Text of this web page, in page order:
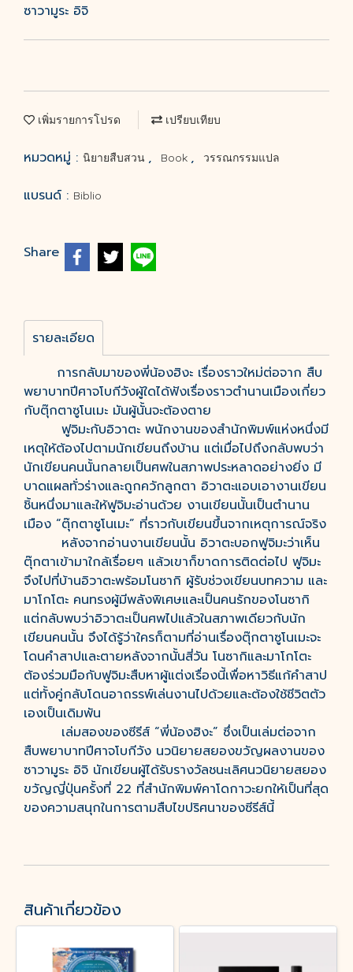
ซาวามูระ อิจิ
เพิ่มรายการโปรด เปรียบเทียบ
หมวดหมู่ : นิยายสืบสวน , Book , วรรณกรรมแปล
แบรนด์ : Biblio
Share
รายละเอียด
การกลับมาของพี่น้องฮิงะ เรื่องราวใหม่ต่อจาก สืบ
พยาบาทปีศาจโบกีวังผู้ใดได้ฟังเรื่องราวตำนานเมืองเกี่ยว
กับตุ๊กตาซูโนเมะ มันผู้นั้นจะต้องตาย
ฟูจิมะกับอิวาตะ พนักงานของสำนักพิมพ์แห่งหนึ่งมี
เหตุให้ต้องไปตามนักเขียนถึงบ้าน แต่เมื่อไปถึงกลับพบว่า
นักเขียนคนนั้นกลายเป็นศพในสภาพประหลาดอย่างยิ่ง มี
บาดแผลทั่วร่างและถูกควักลูกตา อิวาตะแอบเอางานเขียน
ชิ้นหนึ่งมาและให้ฟูจิมะอ่านด้วย งานเขียนนั้นเป็นตำนาน
เมือง “ตุ๊กตาซูโนเมะ” ที่ราวกับเขียนขึ้นจากเหตุการณ์จริง
หลังจากอ่านงานเขียนนั้น อิวาตะบอกฟูจิมะว่าเห็น
ตุ๊กตาเข้ามาใกล้เรื่อยๆ แล้วเขาก็ขาดการติดต่อไป ฟูจิมะ
จึงไปที่บ้านอิวาตะพร้อมโนซากิ ผู้รับช่วงเขียนบทความ และ
มาโกโตะ คนทรงผู้มีพลังพิเศษและเป็นคนรักของโนซากิ
แต่กลับพบว่าอิวาตะเป็นศพไปแล้วในสภาพเดียวกับนัก
เขียนคนนั้น จึงได้รู้ว่าใครก็ตามที่อ่านเรื่องตุ๊กตาซูโนเมะจะ
โดนคำสาปและตายหลังจากนั้นสี่วัน โนซากิและมาโกโตะ
ต้องร่วมมือกับฟูจิมะสืบหาผู้แต่งเรื่องนี้เพื่อหาวิธีแก้คำสาป
แต่ทั้งคู่กลับโดนอาถรรพ์เล่นงานไปด้วยและต้องใช้ชีวิตตัว
เองเป็นเดิมพัน
เล่มสองของซีรีส์ “พี่น้องฮิงะ” ซึ่งเป็นเล่มต่อจาก
สืบพยาบาทปีศาจโบกีวัง นวนิยายสยองขวัญผลงานของ
ซาวามูระ อิจิ นักเขียนผู้ได้รับรางวัลชนะเลิศนวนิยายสยอง
ขวัญญี่ปุ่นครั้งที่ 22 ที่สำนักพิมพ์คาโดกาวะยกให้เป็นที่สุด
ของความสนุกในการตามสืบไขปริศนาของซีรีส์นี้
สินค้าเกี่ยวข้อง